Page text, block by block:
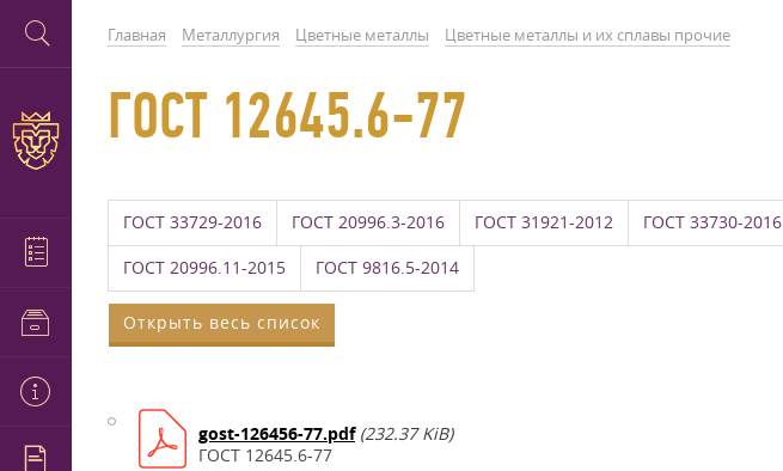
Главная Металлургия Цветные металлы Цветные металлы и их сплавы прочие
ГОСТ 12645.6-77
ГОСТ 33729-2016 ГОСТ 20996.3-2016 ГОСТ 31921-2012 ГОСТ 33730-2016
ГОСТ 20996.11-2015 ГОСТ 9816.5-2014
Открыть весь список
gost-126456-77.pdf (232.37 KiB)
ГОСТ 12645.6-77